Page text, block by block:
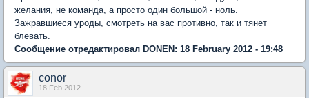
желания, не команда, а просто один большой - ноль.
Зажравшиеся уроды, смотреть на вас противно, так и тянет
блевать.
Сообщение отредактировал DONEN: 18 February 2012 - 19:48
conor
18 Feb 2012